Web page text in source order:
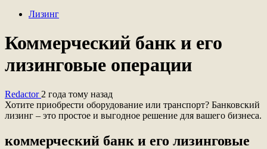
Лизинг
Коммерческий банк и его
лизинговые операции
Redactor 2 года тому назад
Хотите приобрести оборудование или транспорт? Банковский
лизинг – это простое и выгодное решение для вашего бизнеса.
коммерческий банк и его лизинговые